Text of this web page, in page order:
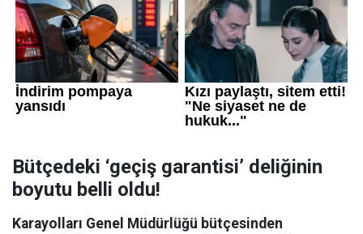
Bütçedeki ‘geçiş garantisi’ deliğinin
boyutu belli oldu!
Karayolları Genel Müdürlüğü bütçesinden